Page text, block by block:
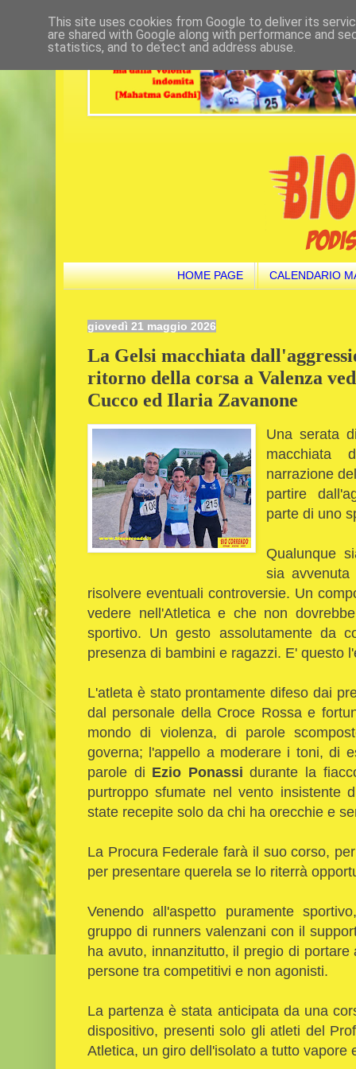
HOME PAGE CALENDARIO
giovedì 21 maggio 2026
La Gelsi macchiata
ritorno della corsa a Valenza
Cucco ed Ilaria Zavanone
Una serata
narrazione
partire
parte di uno
Qualunque
sia
risolvere eventuali controversie. Un
vedere nell'Atletica e che non
sportivo. Un gesto assolutamente da
presenza di bambini e ragazzi. E' questo
L'atleta è stato prontamente difeso dai
dal personale della Croce Rossa e
mondo di violenza, di parole
governa; l'appello a moderare i toni, di
parole di Ezio Ponassi durante la
purtroppo sfumate nel vento insistente
state recepite solo da chi ha orecchie e
La Procura Federale farà il suo corso,
per presentare querela se lo riterrà
Venendo all'aspetto puramente
gruppo di runners valenzani con il
ha avuto, innanzitutto, il pregio di
persone tra competitivi e non agonisti.
La partenza è stata anticipata da una
dispositivo, presenti solo gli atleti del
Atletica, un giro dell'isolato a tutto
This site uses cookies from Google to deliver its
are shared with Google along with performance and
statistics, and to detect and address abuse.